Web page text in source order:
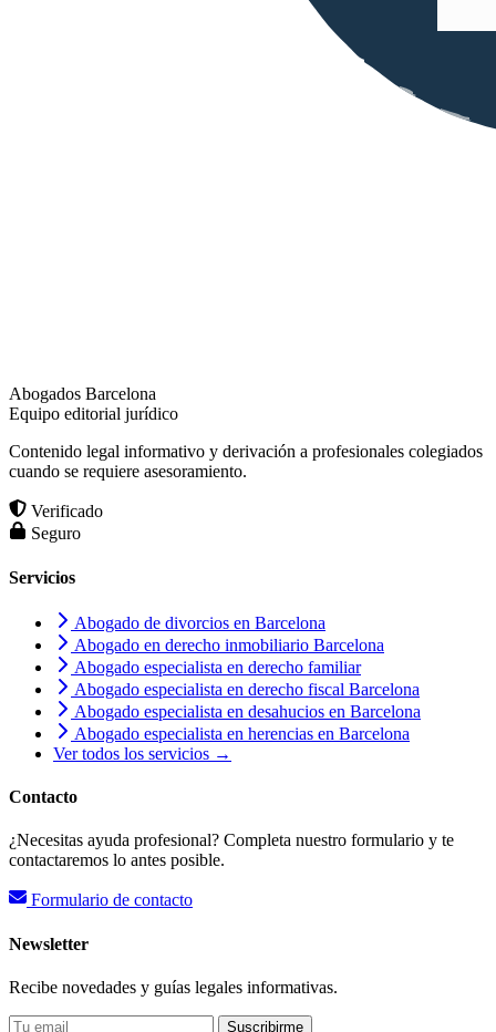
Abogados Barcelona
Equipo editorial jurídico
Contenido legal informativo y derivación a profesionales colegiados
cuando se requiere asesoramiento.
Verificado
Seguro
Servicios
Abogado de divorcios en Barcelona
Abogado en derecho inmobiliario Barcelona
Abogado especialista en derecho familiar
Abogado especialista en derecho fiscal Barcelona
Abogado especialista en desahucios en Barcelona
Abogado especialista en herencias en Barcelona
Ver todos los servicios →
Contacto
¿Necesitas ayuda profesional? Completa nuestro formulario y te
contactaremos lo antes posible.
Formulario de contacto
Newsletter
Recibe novedades y guías legales informativas.
Suscribirme